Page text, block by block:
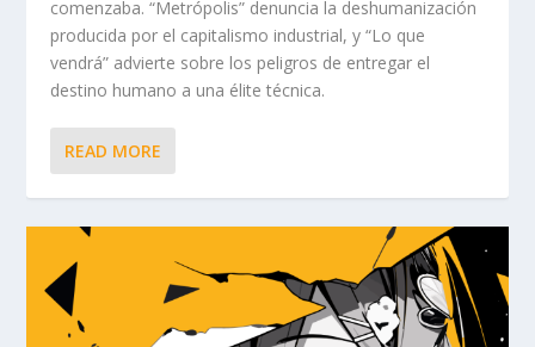
comenzaba. “Metrópolis” denuncia la deshumanización
producida por el capitalismo industrial, y “Lo que
vendrá” advierte sobre los peligros de entregar el
destino humano a una élite técnica.
READ MORE